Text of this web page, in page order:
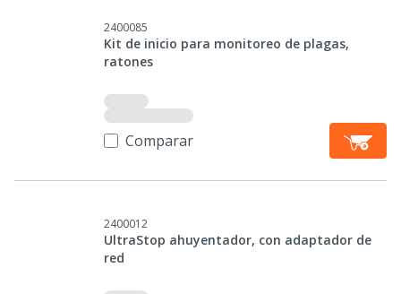
2400085
Kit de inicio para monitoreo de plagas,
ratones
Comparar
2400012
UltraStop ahuyentador, con adaptador de
red